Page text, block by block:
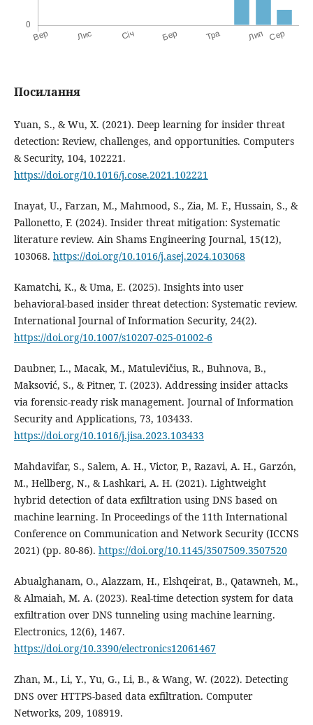
Посилання
Yuan, S., & Wu, X. (2021). Deep learning for insider threat
detection: Review, challenges, and opportunities. Computers
& Security, 104, 102221.
https://doi.org/10.1016/j.cose.2021.102221
Inayat, U., Farzan, M., Mahmood, S., Zia, M. F., Hussain, S., &
Pallonetto, F. (2024). Insider threat mitigation: Systematic
literature review. Ain Shams Engineering Journal, 15(12),
103068. https://doi.org/10.1016/j.asej.2024.103068
Kamatchi, K., & Uma, E. (2025). Insights into user
behavioral-based insider threat detection: Systematic review.
International Journal of Information Security, 24(2).
https://doi.org/10.1007/s10207-025-01002-6
Daubner, L., Macak, M., Matulevičius, R., Buhnova, B.,
Maksović, S., & Pitner, T. (2023). Addressing insider attacks
via forensic-ready risk management. Journal of Information
Security and Applications, 73, 103433.
https://doi.org/10.1016/j.jisa.2023.103433
Mahdavifar, S., Salem, A. H., Victor, P., Razavi, A. H., Garzón,
M., Hellberg, N., & Lashkari, A. H. (2021). Lightweight
hybrid detection of data exfiltration using DNS based on
machine learning. In Proceedings of the 11th International
Conference on Communication and Network Security (ICCNS
2021) (pp. 80-86). https://doi.org/10.1145/3507509.3507520
Abualghanam, O., Alazzam, H., Elshqeirat, B., Qatawneh, M.,
& Almaiah, M. A. (2023). Real-time detection system for data
exfiltration over DNS tunneling using machine learning.
Electronics, 12(6), 1467.
https://doi.org/10.3390/electronics12061467
Zhan, M., Li, Y., Yu, G., Li, B., & Wang, W. (2022). Detecting
DNS over HTTPS-based data exfiltration. Computer
Networks, 209, 108919.